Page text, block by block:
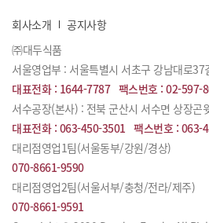
회사소개
공지사항
㈜대두식품
서울영업부 : 서울특별시 서초구 강남대로
대표전화 : 1644-7787팩스번호 : 02-597-
서수공장(본사) : 전북 군산시 서수면 상장곤
대표전화 : 063-450-3501 팩스번호 : 063-
대리점영업1팀(서울동부/강원/경상)
070-8661-9590
대리점영업2팀(서울서부/충청/전라/제주)
070-8661-9591